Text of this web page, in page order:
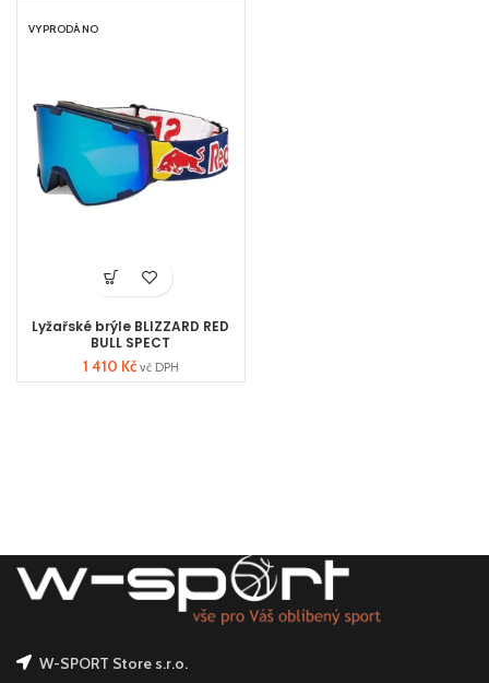
VYPRODÁNO
Lyžařské brýle BLIZZARD RED
BULL SPECT
1 410 Kč vč DPH
W-SPORT Store s.r.o.